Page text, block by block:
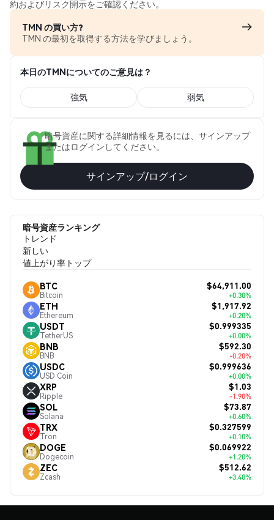
約およびリスク開示をご確認ください。
TMN の買い方?
TMN の最初を取得する方法を学びましょう。
本日のTMNについてのご意見は？
強気 弱気
暗号資産に関する詳細情報を見るには、サインアップ
またはログインしてください。
サインアップ/ログイン
暗号資産ランキング
トレンド
新しい
値上がり率トップ
BTC
Bitcoin
$64,911.00
+0.30%
ETH
Ethereum
$1,917.92
+0.20%
USDT
TetherUS
$0.999335
+0.00%
BNB
BNB
$592.30
-0.20%
USDC
USD Coin
$0.999636
+0.00%
XRP
Ripple
$1.03
-1.90%
SOL
Solana
$73.87
+0.60%
TRX
Tron
$0.327599
+0.10%
DOGE
Dogecoin
$0.069922
+1.20%
ZEC
Zcash
$512.62
+3.40%